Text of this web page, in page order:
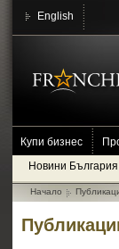
English
Купи бизнес
Новини България
Начало